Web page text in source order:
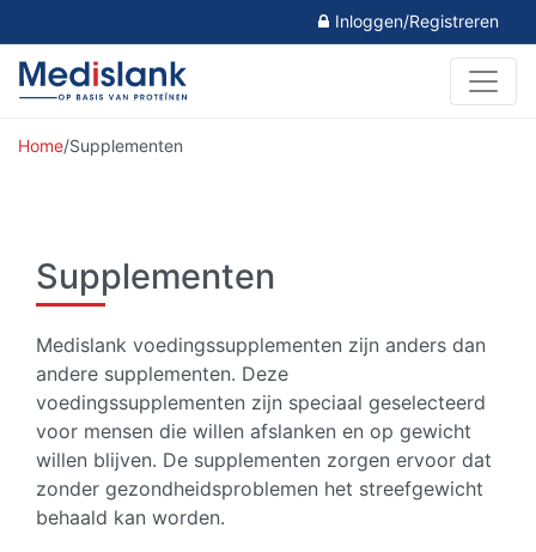
Inloggen/Registreren
Home/Supplementen
Supplementen
Medislank voedingssupplementen zijn anders dan
andere supplementen. Deze
voedingssupplementen zijn speciaal geselecteerd
voor mensen die willen afslanken en op gewicht
willen blijven. De supplementen zorgen ervoor dat
zonder gezondheidsproblemen het streefgewicht
behaald kan worden.